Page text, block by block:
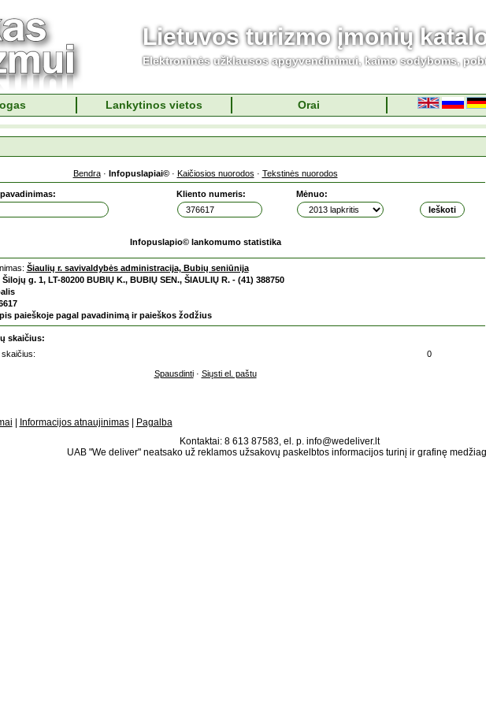
Lietuvos turizmo įmonių
Elektroninės užklausos apgyvendinimui, kaimo sodyboms,
Lankytinos vietos Orai
Bendra· Infopuslapiai©· Kaičiosios nuorodos · Tekstinės nuorodos
Kliento numeris: Mėnuo:
Infopuslapio© lankomumo statistika
Šiaulių r. savivaldybės administracija, Bubių seniūnija
Šilojų g. 1, LT-80200 BUBIŲ K., BUBIŲ SEN., ŠIAULIŲ R. - (41) 388750
paieškoje pagal pavadinimą ir paieškos žodžius
skaičius:
0
Spausdinti· Siųsti el. paštu
Informacijos atnaujinimas|
Pagalba
Kontaktai: 8 613 87583, el. p. info@wedeliver.lt
UAB "We deliver" neatsako už reklamos užsakovų paskelbtos informacijos turinį ir grafinę